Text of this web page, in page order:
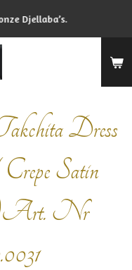
Djellaba’s.
Dress
Satin
Nr